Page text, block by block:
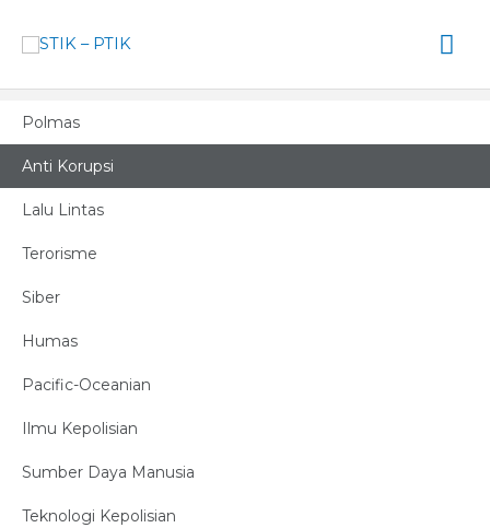
Polmas
Anti Korupsi
Lalu Lintas
Terorisme
Siber
Humas
Pacific-Oceanian
Ilmu Kepolisian
Sumber Daya Manusia
Teknologi Kepolisian